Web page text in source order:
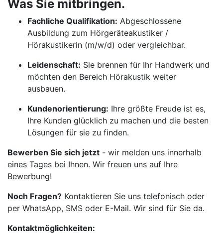
Was Sie mitbringen.
Fachliche Qualifikation: Abgeschlossene
Ausbildung zum Hörgeräteakustiker /
Hörakustikerin (m/w/d) oder vergleichbar.
Leidenschaft: Sie brennen für Ihr Handwerk und
möchten den Bereich Hörakustik weiter
ausbauen.
Kundenorientierung: Ihre größte Freude ist es,
Ihre Kunden glücklich zu machen und die besten
Lösungen für sie zu finden.
Bewerben Sie sich jetzt - wir melden uns innerhalb
eines Tages bei Ihnen. Wir freuen uns auf Ihre
Bewerbung!
Noch Fragen? Kontaktieren Sie uns telefonisch oder
per WhatsApp, SMS oder E-Mail. Wir sind für Sie da.
Kontaktmöglichkeiten: